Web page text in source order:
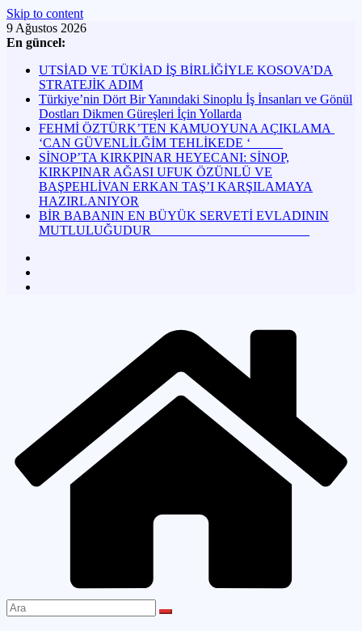
Skip to content
9 Ağustos 2026
En güncel:
UTSİAD VE TÜKİAD İŞ BİRLİĞİYLE KOSOVA’DA
STRATEJİK ADIM
Türkiye’nin Dört Bir Yanındaki Sinoplu İş İnsanları ve Gönül
Dostları Dikmen Güreşleri İçin Yollarda
FEHMİ ÖZTÜRK’TEN KAMUOYUNA AÇIKLAMA
‘CAN GÜVENLİLĞİM TEHLİKEDE ‘
SİNOP’TA KIRKPINAR HEYECANI: SİNOP,
KIRKPINAR AĞASI UFUK ÖZÜNLÜ VE
BAŞPEHLİVAN ERKAN TAŞ’I KARŞILAMAYA
HAZIRLANIYOR
BİR BABANIN EN BÜYÜK SERVETİ EVLADININ
MUTLULUĞUDUR